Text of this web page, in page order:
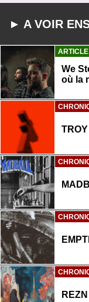
► A VOIR
ARTICLE
We
où la